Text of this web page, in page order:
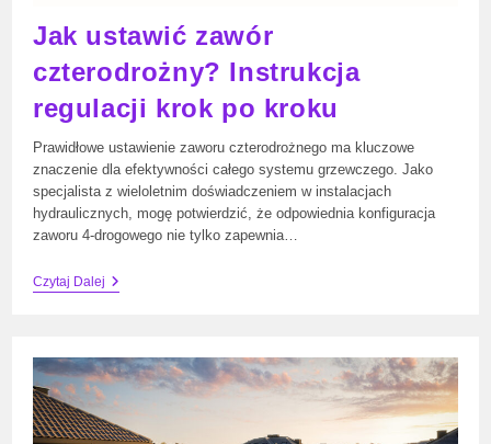
Jak ustawić zawór
czterodrożny? Instrukcja
regulacji krok po kroku
Prawidłowe ustawienie zaworu czterodrożnego ma kluczowe
znaczenie dla efektywności całego systemu grzewczego. Jako
specjalista z wieloletnim doświadczeniem w instalacjach
hydraulicznych, mogę potwierdzić, że odpowiednia konfiguracja
zaworu 4-drogowego nie tylko zapewnia…
Czytaj DalejJak
Regulacji
Krok
Po
Kroku